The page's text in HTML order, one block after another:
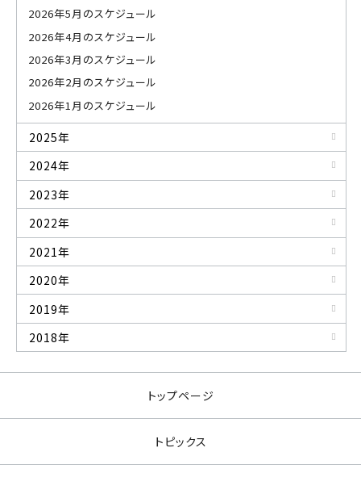
2026年5月のスケジュール
2026年4月のスケジュール
2026年3月のスケジュール
2026年2月のスケジュール
2026年1月のスケジュール
2025年
2024年
2023年
2022年
2021年
2020年
2019年
2018年
トップページ
トピックス